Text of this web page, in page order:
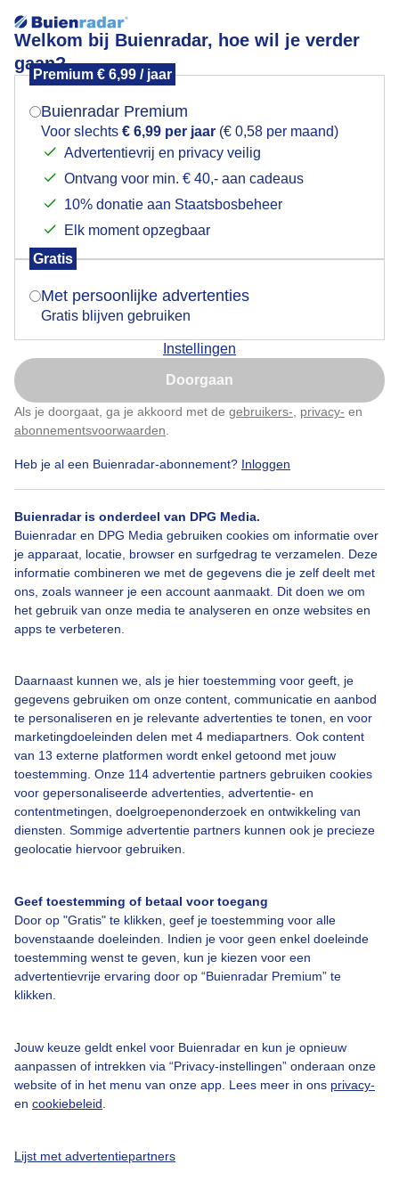
Welkom bij Buienradar, hoe wil je verder
gaan?
Premium € 6,99 / jaar
Buienradar Premium
Voor slechts € 6,99 per jaar (€ 0,58 per maand)
Advertentievrij en privacy veilig
Ontvang voor min. € 40,- aan cadeaus
10% donatie aan Staatsbosbeheer
Elk moment opzegbaar
Gratis
Met persoonlijke advertenties
Gratis blijven gebruiken
Instellingen
Doorgaan
Als je doorgaat, ga je akkoord met de gebruikers- privacy- en
abonnementsvoorwaarden
Heb je al een Buienradar-abonnement? Inloggen
Buienradar is onderdeel van DPG Media.
Buienradar en DPG Media gebruiken cookies om informatie over
je apparaat, locatie, browser en surfgedrag te verzamelen. Deze
informatie combineren we met de gegevens die je zelf deelt met
ons, zoals wanneer je een account aanmaakt. Dit doen we om
het gebruik van onze media te analyseren en onze websites en
apps te verbeteren.
Daarnaast kunnen we, als je hier toestemming voor geeft, je
gegevens gebruiken om onze content, communicatie en aanbod
te personaliseren en je relevante advertenties te tonen, en voor
marketingdoeleinden delen met 4 mediapartners. Ook content
van 13 externe platformen wordt enkel getoond met jouw
toestemming. Onze 114 advertentie partners gebruiken cookies
voor gepersonaliseerde advertenties, advertentie- en
contentmetingen, doelgroepenonderzoek en ontwikkeling van
diensten. Sommige advertentie partners kunnen ook je precieze
geolocatie hiervoor gebruiken.
Geef toestemming of betaal voor toegang
Door op "Gratis" te klikken, geef je toestemming voor alle
bovenstaande doeleinden. Indien je voor geen enkel doeleinde
toestemming wenst te geven, kun je kiezen voor een
advertentievrije ervaring door op “Buienradar Premium” te
klikken.
Jouw keuze geldt enkel voor Buienradar en kun je opnieuw
aanpassen of intrekken via “Privacy-instellingen” onderaan onze
website of in het menu van onze app. Lees meer in ons privacy-
en cookiebeleid
Lijst met advertentiepartners
Wandelweer en fietsweer
Kust
Door: Ruud Den Boer Gemaakt: 22-06-2025, 29x bekeken
Bekijk slideshow
Een moment geduld aub...
Over Buienradar
Veelgestelde vragen
Contact
Toegankelijkheid
Buienradar Team
Privacy instellingen
Mogen we je locatie gebruiken voor het
Indien je hier nog geen akkoord op hebt gegeven,
verschijnt er zo een pop-up uit je browser waarin
Is goed, toon de popup
Nu niet, misschien later
Klik hierom dit aan te passen